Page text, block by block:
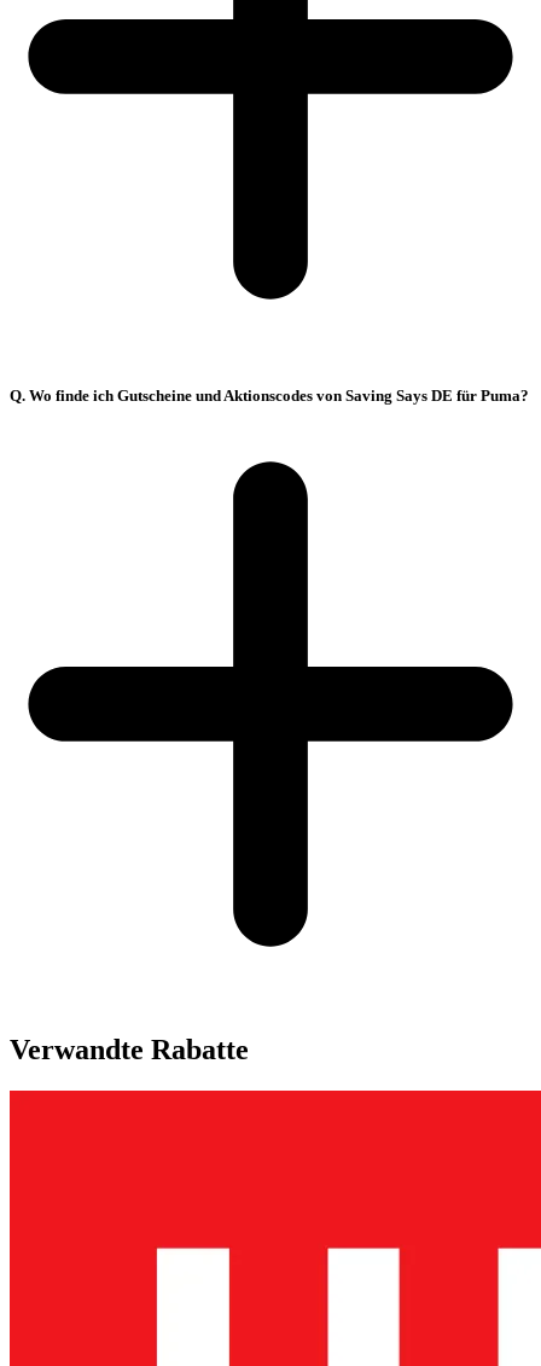
Q. Wo finde ich Gutscheine und Aktionscodes von Saving Says DE für Puma?
Verwandte Rabatte